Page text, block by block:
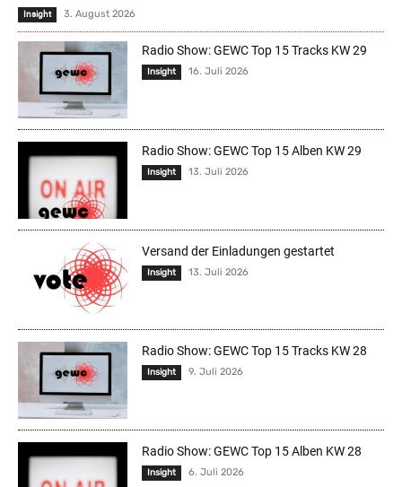
Insight 3. August 2026
Radio Show: GEWC Top 15 Tracks KW 29
Insight 16. Juli 2026
Radio Show: GEWC Top 15 Alben KW 29
Insight 13. Juli 2026
Versand der Einladungen gestartet
Insight 13. Juli 2026
Radio Show: GEWC Top 15 Tracks KW 28
Insight 9. Juli 2026
Radio Show: GEWC Top 15 Alben KW 28
Insight 6. Juli 2026